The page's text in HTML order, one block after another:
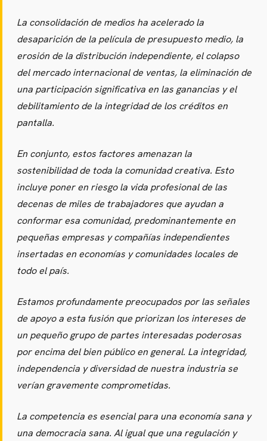
La consolidación de medios ha acelerado la
desaparición de la película de presupuesto medio, la
erosión de la distribución independiente, el colapso
del mercado internacional de ventas, la eliminación de
una participación significativa en las ganancias y el
debilitamiento de la integridad de los créditos en
pantalla.
En conjunto, estos factores amenazan la
sostenibilidad de toda la comunidad creativa. Esto
incluye poner en riesgo la vida profesional de las
decenas de miles de trabajadores que ayudan a
conformar esa comunidad, predominantemente en
pequeñas empresas y compañías independientes
insertadas en economías y comunidades locales de
todo el país.
Estamos profundamente preocupados por las señales
de apoyo a esta fusión que priorizan los intereses de
un pequeño grupo de partes interesadas poderosas
por encima del bien público en general. La integridad,
independencia y diversidad de nuestra industria se
verían gravemente comprometidas.
La competencia es esencial para una economía sana y
una democracia sana. Al igual que una regulación y